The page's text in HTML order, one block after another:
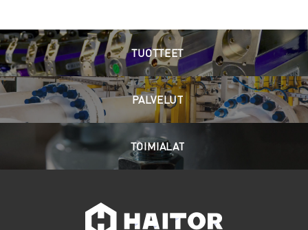
TUOTTEET
PALVELUT
TOIMIALAT